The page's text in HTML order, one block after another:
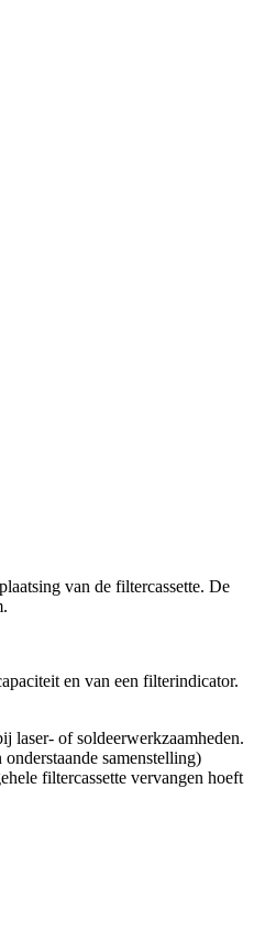
van de filtercassette. De
en van een filterindicator.
laser- of soldeerwerkzaamheden.
samenstelling)
filtercassette vervangen hoeft